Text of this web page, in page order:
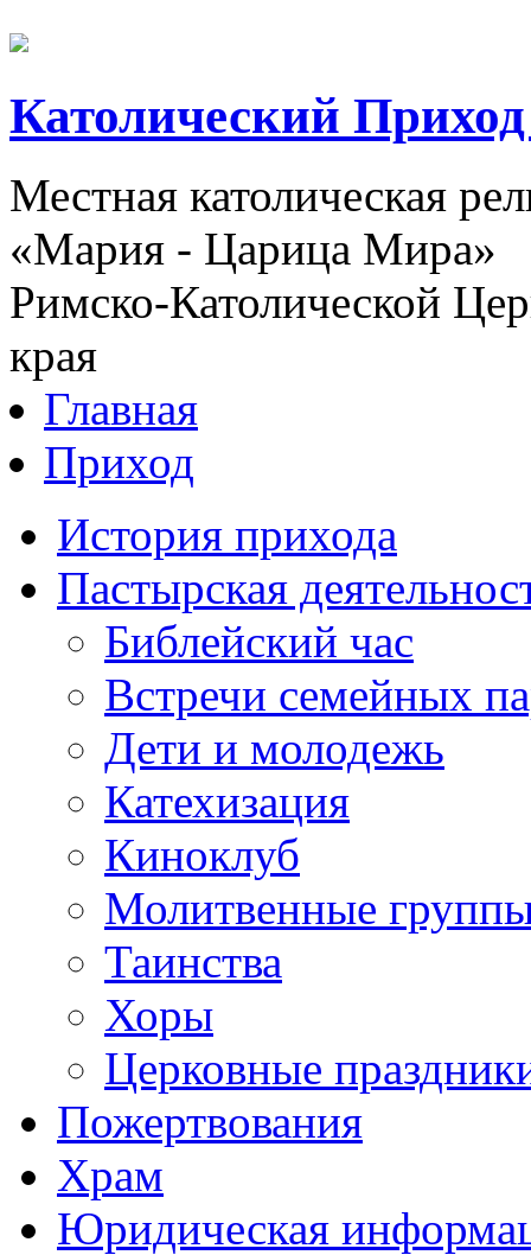
Католический
Местная католическая
«Мария - Царица Мира»
Римско-Католической
края
Главная
Приход
История прихода
Пастырская
Библейский час
Встречи семейных
Дети и молодежь
Катехизация
Киноклуб
Молитвенные
Таинства
Хоры
Церковные
Пожертвования
Храм
Юридическая